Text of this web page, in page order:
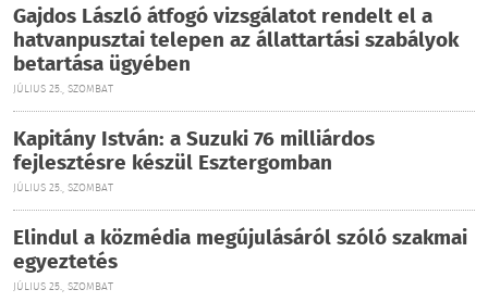
Gajdos László átfogó vizsgálatot rendelt el a
hatvanpusztai telepen az állattartási szabályok
betartása ügyében
JÚLIUS 25., SZOMBAT
Kapitány István: a Suzuki 76 milliárdos
fejlesztésre készül Esztergomban
JÚLIUS 25., SZOMBAT
Elindul a közmédia megújulásáról szóló szakmai
egyeztetés
JÚLIUS 25., SZOMBAT